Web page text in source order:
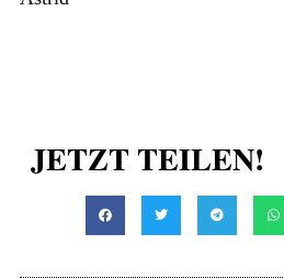
JETZT TEILEN!